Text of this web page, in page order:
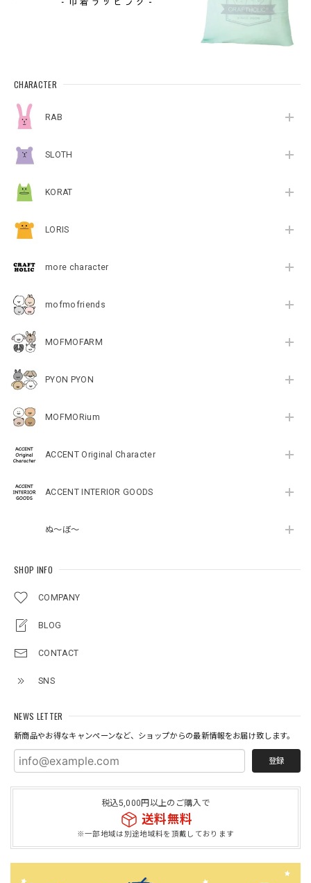
CHARACTER
RAB
SLOTH
KORAT
LORIS
more character
mofmofriends
MOFMOFARM
PYON PYON
MOFMORium
ACCENT Original Character
ACCENT INTERIOR GOODS
ぬ～ぼ～
SHOP INFO
COMPANY
BLOG
CONTACT
SNS
NEWS LETTER
新商品やお得なキャンペーンなど、ショップからの最新情報をお届け致します。
登録
税込5,000円以上のご購入で
送料無料
※一部地域は別途地域料を頂戴しております